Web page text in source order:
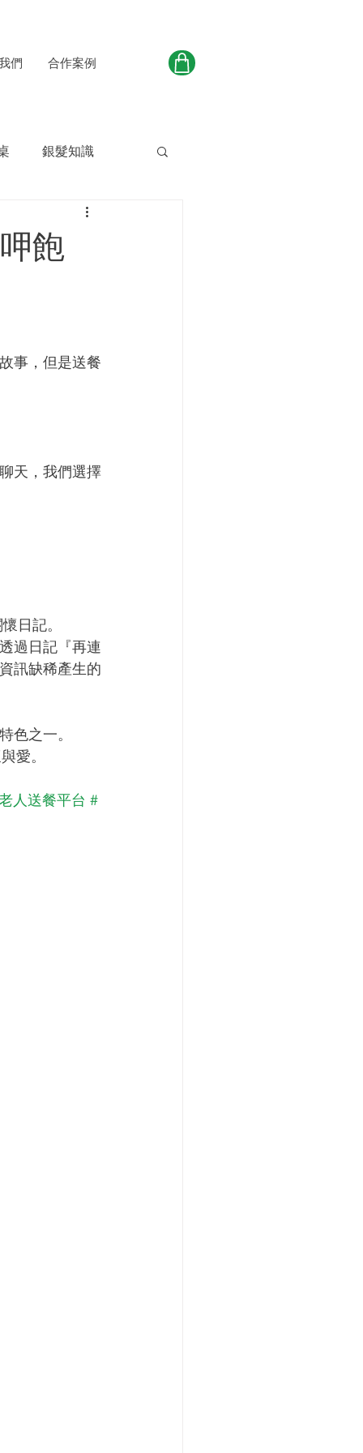
們 合作案例
銀髮知識
飽
事，但是送餐
天，我們選擇
日記。
過日記『再連
訊缺稀產生的
色之一。
愛。
人送餐平台 #